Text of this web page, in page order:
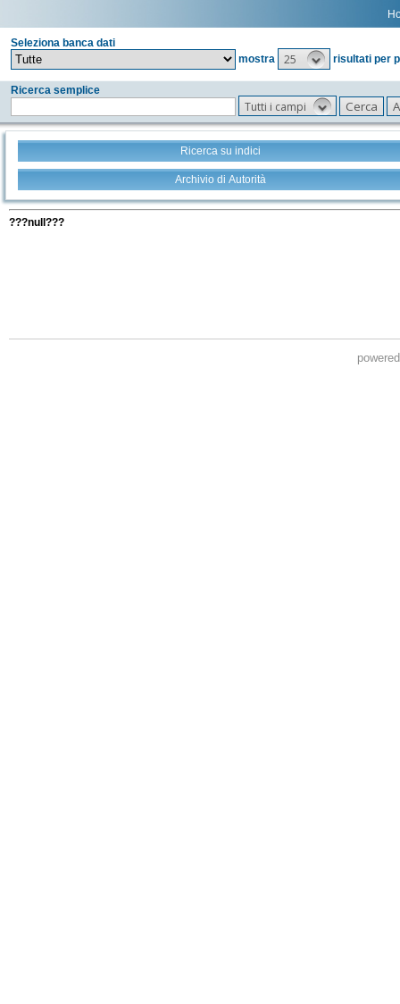
Seleziona banca dati
mostra
25 risultati per
Ricerca semplice
Tutti i campi
Ricerca su indici
Archivio di Autorità
???null???